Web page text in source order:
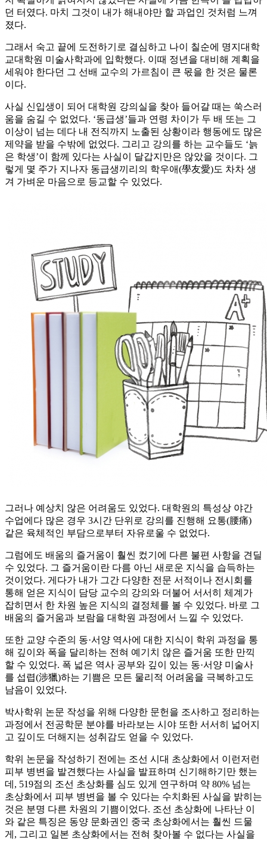
던 터였다. 마치 그것이 내가 해내야만 할 과업인 것처럼 느껴
졌다.
그래서 숙고 끝에 도전하기로 결심하고 나이 칠순에 명지대학
교대학원 미술사학과에 입학했다. 이때 정년을 대비해 계획을
세워야 한다던 그 선배 교수의 가르침이 큰 몫을 한 것은 물론
이다.
사실 신입생이 되어 대학원 강의실을 찾아 들어갈 때는 쑥스러
움을 숨길 수 없었다. ‘동급생’들과 연령 차이가 두 배 또는 그
이상이 넘는 데다 내 전직까지 노출된 상황이라 행동에도 많은
제약을 받을 수밖에 없었다. 그리고 강의를 하는 교수들도 ‘늙
은 학생’이 함께 있다는 사실이 달갑지만은 않았을 것이다. 그
렇게 몇 주가 지나자 동급생끼리의 학우애(學友愛)도 차차 생
겨 가벼운 마음으로 등교할 수 있었다.
그러나 예상치 않은 어려움도 있었다. 대학원의 특성상 야간
수업에다 많은 경우 3시간 단위로 강의를 진행해 요통(腰痛)
같은 육체적인 부담으로부터 자유로울 수 없었다.
그럼에도 배움의 즐거움이 훨씬 컸기에 다른 불편 사항을 견딜
수 있었다. 그 즐거움이란 다름 아닌 새로운 지식을 습득하는
것이었다. 게다가 내가 그간 다양한 전문 서적이나 전시회를
통해 얻은 지식이 담당 교수의 강의와 더불어 서서히 체계가
잡히면서 한 차원 높은 지식의 결정체를 볼 수 있었다. 바로 그
배움의 즐거움과 보람을 대학원 과정에서 느낄 수 있었다.
또한 교양 수준의 동·서양 역사에 대한 지식이 학위 과정을 통
해 깊이와 폭을 달리하는 전혀 예기치 않은 즐거움 또한 만끽
할 수 있었다. 폭 넓은 역사 공부와 깊이 있는 동·서양 미술사
를 섭렵(涉獵)하는 기쁨은 모든 물리적 어려움을 극복하고도
남음이 있었다.
박사학위 논문 작성을 위해 다양한 문헌을 조사하고 정리하는
과정에서 전공학문 분야를 바라보는 시야 또한 서서히 넓어지
고 깊이도 더해지는 성취감도 얻을 수 있었다.
학위 논문을 작성하기 전에는 조선 시대 초상화에서 이런저런
피부 병변을 발견했다는 사실을 발표하며 신기해하기만 했는
데, 519점의 조선 초상화를 심도 있게 연구하며 약 80% 넘는
초상화에서 피부 병변을 볼 수 있다는 수치화된 사실을 밝히는
것은 분명 다른 차원의 기쁨이었다. 조선 초상화에 나타난 이
와 같은 특징은 동양 문화권인 중국 초상화에서는 훨씬 드물
게, 그리고 일본 초상화에서는 전혀 찾아볼 수 없다는 사실을